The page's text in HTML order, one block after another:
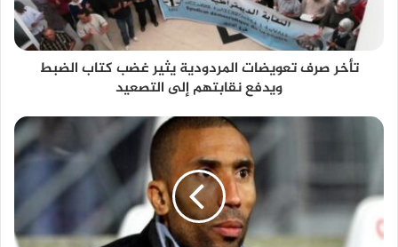
تأخر صرف تعويضات المردودية يثير غضب كتاب الضبط
ويدفع نقابتهم إلى التصعيد